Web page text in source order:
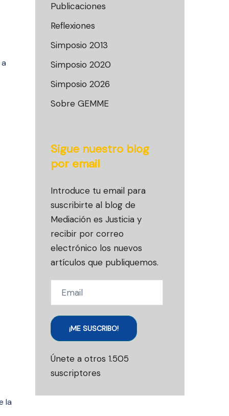
la
Publicaciones
Reflexiones
Simposio 2013
Simposio 2020
Simposio 2026
Sobre GEMME
Sigue nuestro blog
por email
Introduce tu email para
suscribirte al blog de
Mediación es Justicia y
recibir por correo
electrónico los nuevos
artículos que publiquemos.
¡ME SUSCRIBO!
Únete a otros 1.505
suscriptores